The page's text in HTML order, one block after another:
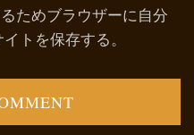
ためブラウザーに自分
トを保存する。